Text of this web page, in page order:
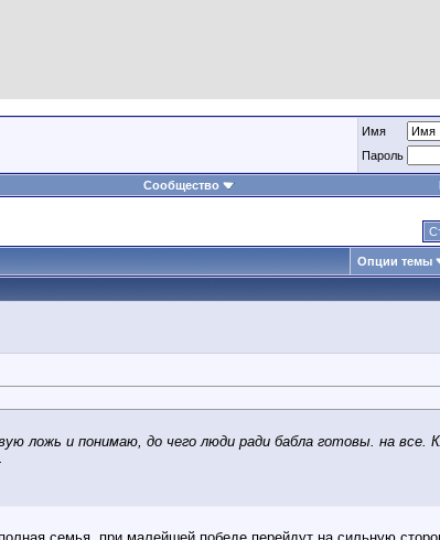
Имя
Пароль
Сообщество
Опции темы
ложь и понимаю, до чего люди ради бабла готовы. на все.